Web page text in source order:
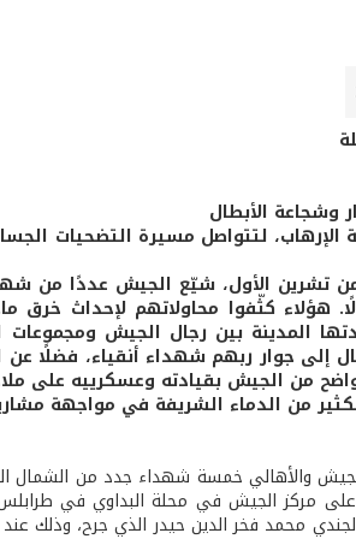
وشجاعة الأبطال
لتتواصل مسيرة التضحيات
من تشرين الأول، شيّع الجيش عددًا من
هؤلاء كثّفوا محاولاتهم لإحداث خرق
المدينة بين رجال الجيش ومجموعات
إلى جوار ربهم شهداء أنقياء، فضلًا
من الجيش بقيادته وعسكرييه على
من الدماء الشريفة في مواجهة
والأهالي خمسة شهداء جدد من الشمال
مركز الجيش في محلة البداوي في
محمد فخر الدين حيدر الذي جرح، وذلك